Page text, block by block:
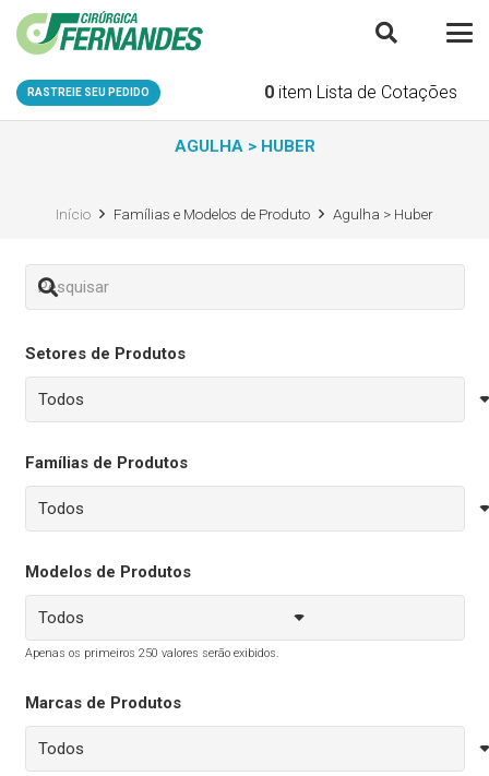
RASTREIE SEU PEDIDO 0 item Lista de Cotações
AGULHA > HUBER
Início Famílias e Modelos de Produto Agulha > Huber
Setores de Produtos
Famílias de Produtos
Modelos de Produtos
Apenas os primeiros 250 valores serão exibidos.
Marcas de Produtos